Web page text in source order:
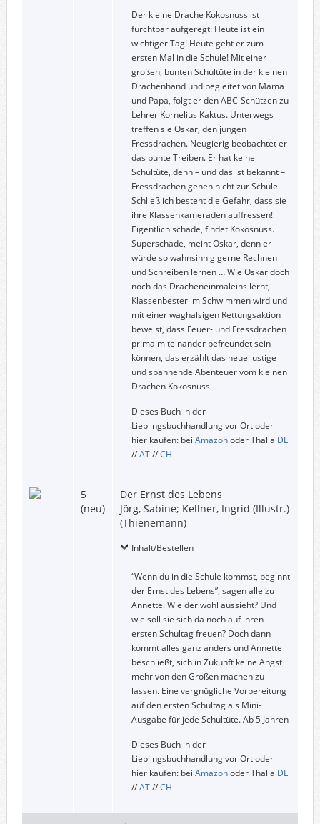
Der kleine Drache Kokosnuss ist
furchtbar aufgeregt: Heute ist ein
wichtiger Tag! Heute geht er zum
ersten Mal in die Schule! Mit einer
großen, bunten Schultüte in der kleinen
Drachenhand und begleitet von Mama
und Papa, folgt er den ABC-Schützen zu
Lehrer Kornelius Kaktus. Unterwegs
treffen sie Oskar, den jungen
Fressdrachen. Neugierig beobachtet er
das bunte Treiben. Er hat keine
Schultüte, denn – und das ist bekannt –
Fressdrachen gehen nicht zur Schule.
Schließlich besteht die Gefahr, dass sie
ihre Klassenkameraden auffressen!
Eigentlich schade, findet Kokosnuss.
Superschade, meint Oskar, denn er
würde so wahnsinnig gerne Rechnen
und Schreiben lernen … Wie Oskar doch
noch das Dracheneinmaleins lernt,
Klassenbester im Schwimmen wird und
mit einer waghalsigen Rettungsaktion
beweist, dass Feuer- und Fressdrachen
prima miteinander befreundet sein
können, das erzählt das neue lustige
und spannende Abenteuer vom kleinen
Drachen Kokosnuss.
Dieses Buch in der
Lieblingsbuchhandlung vor Ort oder
hier kaufen: bei Amazonoder Thalia DE
//AT//CH
5
(neu)
Der Ernst des Lebens
Jörg, Sabine; Kellner, Ingrid (Illustr.)
(Thienemann)
Inhalt/Bestellen
“Wenn du in die Schule kommst, beginnt
der Ernst des Lebens”, sagen alle zu
Annette. Wie der wohl aussieht? Und
wie soll sie sich da noch auf ihren
ersten Schultag freuen? Doch dann
kommt alles ganz anders und Annette
beschließt, sich in Zukunft keine Angst
mehr von den Großen machen zu
lassen. Eine vergnügliche Vorbereitung
auf den ersten Schultag als Mini-
Ausgabe für jede Schultüte. Ab 5 Jahren
Dieses Buch in der
Lieblingsbuchhandlung vor Ort oder
hier kaufen: bei Amazonoder Thalia DE
//AT//CH